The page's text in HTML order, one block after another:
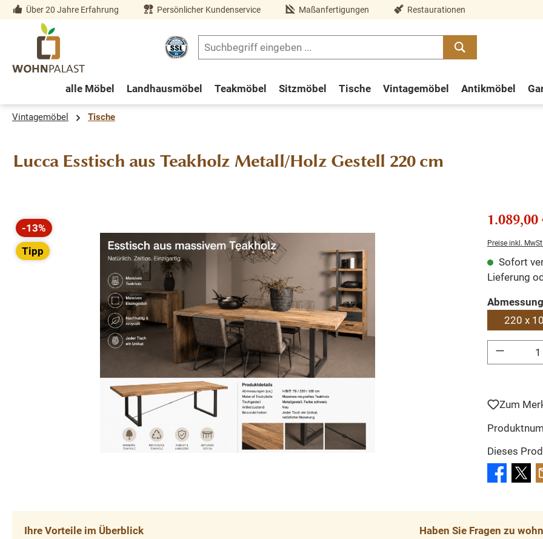
Zur Hauptnavigation springen
Über 20 Jahre Erfahrung Persönlicher Kundenservice Maßanfertigungen Restaurationen
alle Möbel Landhausmöbel Teakmöbel Sitzmöbel Tische Vintagemöbel Antikmöbel
Vintagemöbel Tische
Lucca Esstisch aus Teakholz Metall/Holz Gestell 220 cm
Bildergalerie überspringen
-13%
Rabatt
Tipp
1.089,00
Preise inkl.
Sofort
Lieferung
220 x
Zum
Dieses
Ihre Vorteile im Überblick
Haben Sie Fragen zu